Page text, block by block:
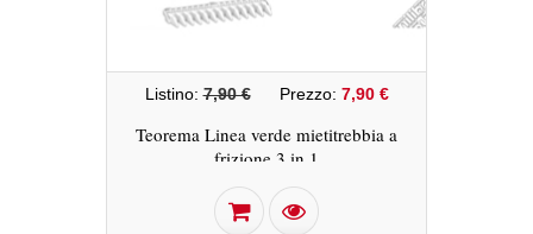
Listino:7,90 €Prezzo: 7,90 €
Teorema Linea verde mietitrebbia a
frizione 3 in 1